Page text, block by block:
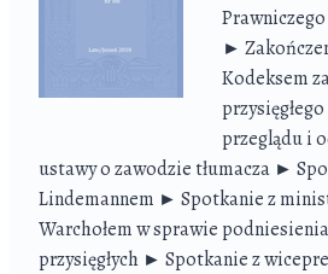
►
Kodeksem
przeglądu i
ustawy o zawodzie tłumacza ►
Lindemannem ► Spotkanie z
Warchołem w sprawie
przysięgłych ► Spotkanie z